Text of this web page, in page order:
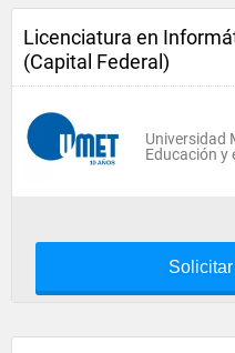
Licenciatura en
(Capital Federal)
Universidad
Educación y